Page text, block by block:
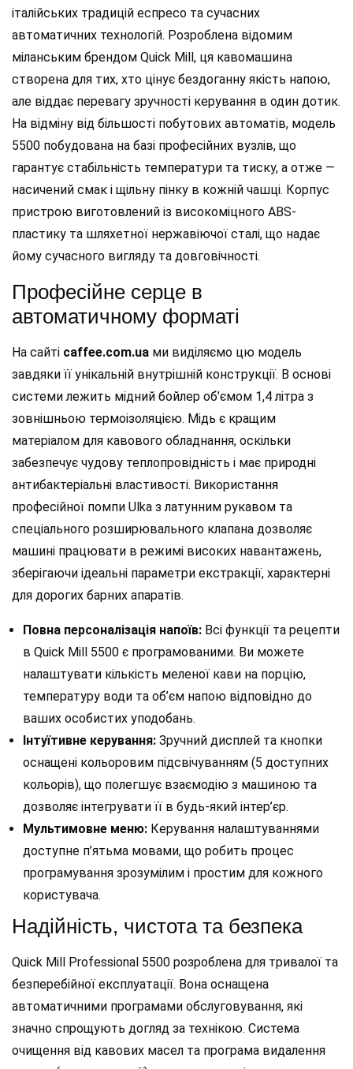
італійських традицій еспресо та сучасних
автоматичних технологій. Розроблена відомим
міланським брендом Quick Mill, ця кавомашина
створена для тих, хто цінує бездоганну якість напою,
але віддає перевагу зручності керування в один дотик.
На відміну від більшості побутових автоматів, модель
5500 побудована на базі професійних вузлів, що
гарантує стабільність температури та тиску, а отже —
насичений смак і щільну пінку в кожній чашці. Корпус
пристрою виготовлений із високоміцного ABS-
пластику та шляхетної нержавіючої сталі, що надає
йому сучасного вигляду та довговічності.
Професійне серце в
автоматичному форматі
На сайті caffee.com.ua ми виділяємо цю модель
завдяки її унікальній внутрішній конструкції. В основі
системи лежить мідний бойлер об’ємом 1,4 літра з
зовнішньою термоізоляцією. Мідь є кращим
матеріалом для кавового обладнання, оскільки
забезпечує чудову теплопровідність і має природні
антибактеріальні властивості. Використання
професійної помпи Ulka з латунним рукавом та
спеціального розширювального клапана дозволяє
машині працювати в режимі високих навантажень,
зберігаючи ідеальні параметри екстракції, характерні
для дорогих барних апаратів.
Повна персоналізація напоїв: Всі функції та рецепти
в Quick Mill 5500 є програмованими. Ви можете
налаштувати кількість меленої кави на порцію,
температуру води та об’єм напою відповідно до
ваших особистих уподобань.
Інтуїтивне керування: Зручний дисплей та кнопки
оснащені кольоровим підсвічуванням (5 доступних
кольорів), що полегшує взаємодію з машиною та
дозволяє інтегрувати її в будь-який інтер’єр.
Мультимовне меню: Керування налаштуваннями
доступне п’ятьма мовами, що робить процес
програмування зрозумілим і простим для кожного
користувача.
Надійність, чистота та безпека
Quick Mill Professional 5500 розроблена для тривалої та
безперебійної експлуатації. Вона оснащена
автоматичними програмами обслуговування, які
значно спрощують догляд за технікою. Система
очищення від кавових масел та програма видалення